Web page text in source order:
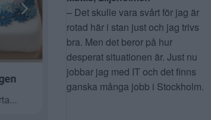
– Det skulle vara svårt för jag är
rotad här i stan just och jag trivs
bra. Men det beror på hur
desperat situationen är. Just nu
jobbar jag med IT och det finns
ganska många jobb i Stockholm.